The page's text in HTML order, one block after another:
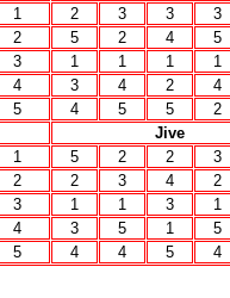
1
2 3 3 3
2
5 2 4 5
3
1 1 1 1
4
3 4 2 4
5
4 5 5 2
Jive
1
5 2 2 3
2
2 3 4 2
3
1 1 3 1
4
3 5 1 5
5
4 4 5 4